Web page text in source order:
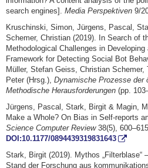
search engines]. Media Perspektiven 9/
Kruschinski, Simon, Jürgens, Pascal,
Schemer, Christian (2019). In Search of
Methodological Challenges in
Framework for Detecting Social Bot
Müller, Stefan Geiss, Christian
Peter (Hrsg.), Dynamische Prozesse der
Methodische Herausforderungen (pp.
Jürgens, Pascal, Stark, Birgit & Magin,
Make a Whole? On Bias in Self-reports
Science Computer Review 38(5),
DOI:10.1177/0894439319831643
Stark, Birgit (2019). Mythos „Filterblase“
Stand der Forschung aus